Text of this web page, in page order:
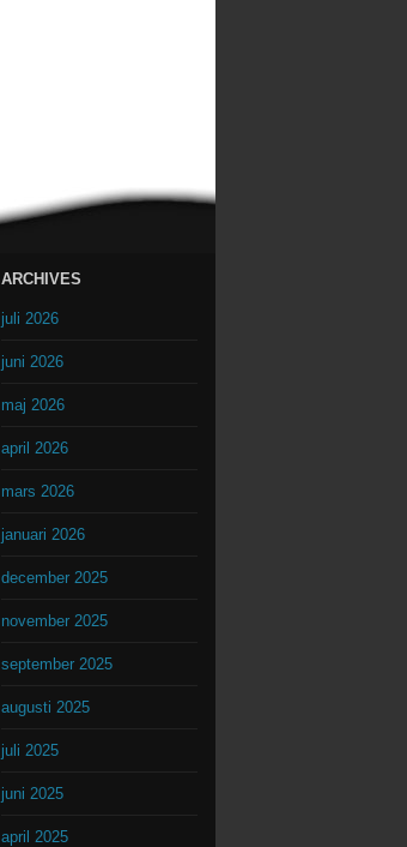
ARCHIVES
juli 2026
juni 2026
maj 2026
april 2026
mars 2026
januari 2026
december 2025
november 2025
september 2025
augusti 2025
juli 2025
juni 2025
april 2025